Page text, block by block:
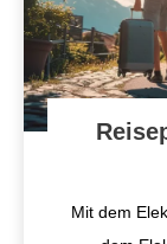
Mit dem